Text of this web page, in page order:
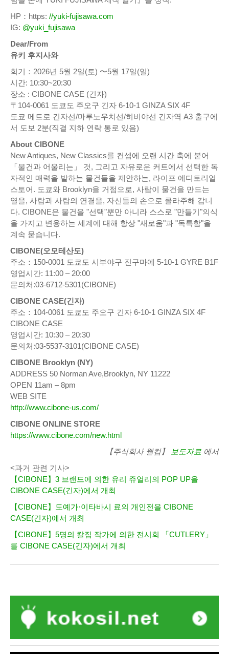
HP：https: //yuki-fujisawa.com
IG: @yuki_fujisawa
Dear/From
유키 후지사와
회기：2026년 5월 2일(토) 〜5월 17일(일)
시간: 10:30~20:30
장소 : CIBONE CASE (긴자)
〒104-0061 도쿄도 주오구 긴자 6-10-1 GINZA SIX 4F
도쿄 메트로 긴자선/마루노우치선/히비야선 긴자역 A3 출구에
서 도보 2분(직결 지하 연락 통로 있음)
About CIBONE
New Antiques, New Classics를 컨셉에 오랜 시간 축에 붙어
「물건과 어울리는」 것, 그리고 자유로운 커트에서 선택한 독
자적인 매력을 발하는 물건들을 제안하는, 라이프 에디토리얼
스토어. 도쿄와 Brooklyn을 거점으로, 사람이 물건을 만드는
열을, 사람과 사람의 연결을, 자신들의 손으로 콜라주해 갑니
다. CIBONE은 물건을 "선택"뿐만 아니라 스스로 "만들기"의식
을 가지고 변용하는 세계에 대해 항상 "새로움"과 "독특함"을
계속 묻습니다.
CIBONE(오모테산도)
주소：150-0001 도쿄도 시부야구 진구마에 5-10-1 GYRE B1F
영업시간: 11:00 – 20:00
문의처:03-6712-5301(CIBONE)
CIBONE CASE(긴자)
주소：104-0061 도쿄도 주오구 긴자 6-10-1 GINZA SIX 4F
CIBONE CASE
영업시간: 10:30 – 20:30
문의처:03-5537-3101(CIBONE CASE)
CIBONE Brooklyn (NY)
ADDRESS 50 Norman Ave,Brooklyn, NY 11222
OPEN 11am – 8pm
WEB SITE
http://www.cibone-us.com/
CIBONE ONLINE STORE
https://www.cibone.com/new.html
【주식회사 웰컴】
보도자료 에서
<과거 관련 기사>
【CIBONE】3 브랜드에 의한 유리 쥬얼리의 POP UP을
CIBONE CASE(긴자)에서 개최
【CIBONE】도예가·이타바시 료의 개인전을 CIBONE
CASE(긴자)에서 개최
【CIBONE】5명의 칼집 작가에 의한 전시회 「CUTLERY」
를 CIBONE CASE(긴자)에서 개최